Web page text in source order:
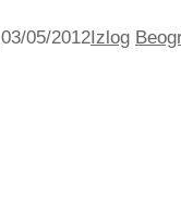
03/05/2012Izlog